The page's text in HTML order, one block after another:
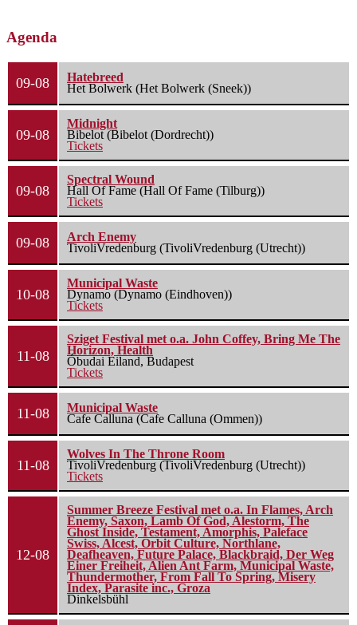
Agenda
09-08
Hatebreed
Het Bolwerk (Het Bolwerk (Sneek))
09-08
Midnight
Bibelot (Bibelot (Dordrecht))
Tickets
09-08
Spectral Wound
Hall Of Fame (Hall Of Fame (Tilburg))
Tickets
09-08
Arch Enemy
TivoliVredenburg (TivoliVredenburg (Utrecht))
10-08
Municipal Waste
Dynamo (Dynamo (Eindhoven))
Tickets
11-08
Sziget Festival met o.a. John Coffey, Bring Me The
Horizon, Health
Óbudai Eiland, Budapest
Tickets
11-08
Municipal Waste
Cafe Calluna (Cafe Calluna (Ommen))
11-08
Wolves In The Throne Room
TivoliVredenburg (TivoliVredenburg (Utrecht))
Tickets
12-08
Summer Breeze Festival met o.a. In Flames, Arch
Enemy, Saxon, Lamb Of God, Alestorm, The
Ghost Inside, Testament, Amorphis, Paleface
Swiss, Alcest, Orbit Culture, Northlane,
Deafheaven, Future Palace, Blackbraid, Der Weg
Einer Freiheit, Alien Ant Farm, Municipal Waste,
Thundermother, From Fall To Spring, Misery
Index, Parasite inc., Groza
Dinkelsbühl